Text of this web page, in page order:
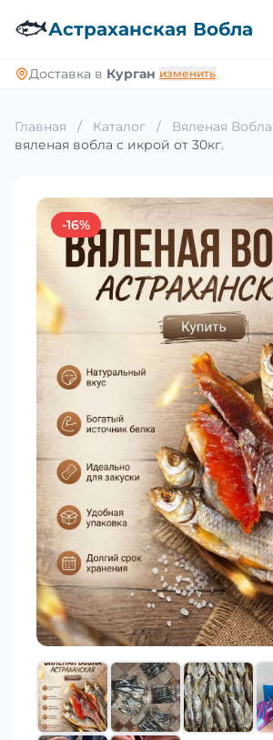
🐟Астраханская Вобла
Доставка в Курган изменить
Главная / Каталог / Вяленая Вобла
вяленая вобла с икрой от 30кг.
-16%